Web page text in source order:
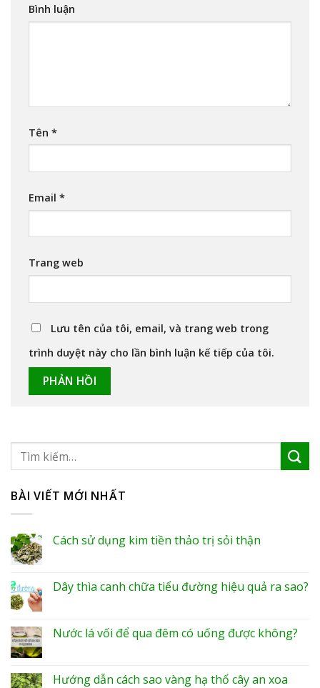
Bình luận
Tên *
Email *
Trang web
Lưu tên của tôi, email, và trang web trong
trình duyệt này cho lần bình luận kế tiếp của tôi.
BÀI VIẾT MỚI NHẤT
Cách sử dụng kim tiền thảo trị sỏi thận
Dây thìa canh chữa tiểu đường hiệu quả ra sao?
Nước lá vối để qua đêm có uống được không?
Hướng dẫn cách sao vàng hạ thổ cây an xoa